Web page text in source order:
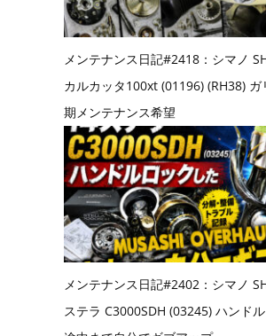
メンテナンス日記#2418：シマノ
カルカッタ100xt (01196) (RH38) ガ
期メンテナンス希望
メンテナンス日記#2402：シマノ
ステラ C3000SDH (03245) ハンド